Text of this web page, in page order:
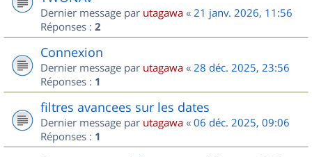
Dernier message par utagawa « 21 janv. 2026, 11:56
Réponses : 2
Connexion
Dernier message par utagawa « 28 déc. 2025, 23:56
Réponses : 1
filtres avancees sur les dates
Dernier message par utagawa « 06 déc. 2025, 09:06
Réponses : 1